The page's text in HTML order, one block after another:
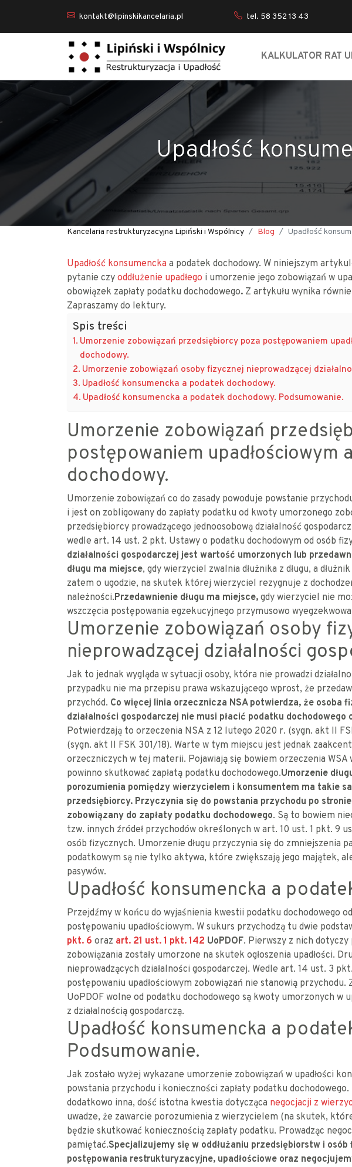
kontakt@lipinskikancelaria.pl tel. 58 352 13 43
KALKULATOR RAT
Upadłość
Kancelaria restrukturyzacyjna Lipiński i Wspólnicy Blog Upadłość
Upadłość konsumencka a podatek dochodowy. W niniejszym
pytanie czy oddłużenie upadłego i umorzenie jego zobowiązań w
obowiązek zapłaty podatku dochodowego. Z artykułu wynika
Zapraszamy do lektury.
Spis treści
Umorzenie zobowiązań przedsiębiorcy poza postępowaniem
dochodowy.
Umorzenie zobowiązań osoby fizycznej nieprowadzącej
Upadłość konsumencka a podatek dochodowy.
Upadłość konsumencka a podatek dochodowy. Podsumowanie.
Umorzenie zobowiązań
postępowaniem upadłościowym
dochodowy.
Umorzenie zobowiązań co do zasady powoduje powstanie
i jest on zobligowany do zapłaty podatku od kwoty umorzonego
przedsiębiorcy prowadzącego jednoosobową działalność
wedle art. 14 ust. 2 pkt. Ustawy o podatku dochodowym od osób
działalności gospodarczej jest wartość umorzonych lub
długu ma miejsce, gdy wierzyciel zwalnia dłużnika z długu, a
zatem o ugodzie, na skutek której wierzyciel rezygnuje z
należności.Przedawnienie długu ma miejsce, gdy wierzyciel nie
wszczęcia postępowania egzekucyjnego przymusowo
Umorzenie zobowiązań osoby
nieprowadzącej działalności
Jak to jednak wygląda w sytuacji osoby, która nie prowadzi
przypadku nie ma przepisu prawa wskazującego wprost, że
przychód. Co więcej linia orzecznicza NSA potwierdza, że osoba
działalności gospodarczej nie musi płacić podatku
Potwierdzają to orzeczenia NSA z 12 lutego 2020 r. (sygn. akt II
(sygn. akt II FSK 301/18). Warte w tym miejscu jest jednak
orzeczniczych w tej materii. Pojawiają się bowiem orzeczenia WSA
powinno skutkować zapłatą podatku dochodowego.Umorzenie
porozumienia pomiędzy wierzycielem i konsumentem ma takie
przedsiębiorcy. Przyczynia się do powstania przychodu po
zobowiązany do zapłaty podatku dochodowego. Są to bowiem
tzw. innych źródeł przychodów określonych w art. 10 ust. 1 pkt. 9
osób fizycznych. Umorzenie długu przyczynia się do zmniejszenia
podatkowym są nie tylko aktywa, które zwiększają jego majątek,
pasywów.
Upadłość konsumencka a
Przejdźmy w końcu do wyjaśnienia kwestii podatku dochodowego
postępowaniu upadłościowym. W sukurs przychodzą tu dwie
pkt. 6 oraz art. 21 ust. 1 pkt. 142 UoPDOF. Pierwszy z nich
zobowiązania zostały umorzone na skutek ogłoszenia upadłości.
nieprowadzących działalności gospodarczej. Wedle art. 14 ust. 3
postępowaniu upadłościowym zobowiązań nie stanowią przychodu.
UoPDOF wolne od podatku dochodowego są kwoty umorzonych w
z działalnością gospodarczą.
Upadłość konsumencka a
Podsumowanie.
Jak zostało wyżej wykazane umorzenie zobowiązań w upadłości
powstania przychodu i konieczności zapłaty podatku dochodowego.
dodatkowo inna, dość istotna kwestia dotycząca negocjacji z
uwadze, że zawarcie porozumienia z wierzycielem (na skutek,
będzie skutkować koniecznością zapłaty podatku. Prowadząc
pamiętać.Specjalizujemy się w oddłużaniu przedsiębiorstw i
postępowania restrukturyzacyjne, upadłościowe oraz